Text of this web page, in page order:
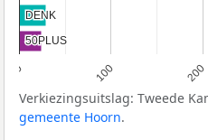
0 100 200
DENK
DENK
50PLUS
50PLUS
Verkiezingsuitslag: Tweede
gemeente Hoorn.